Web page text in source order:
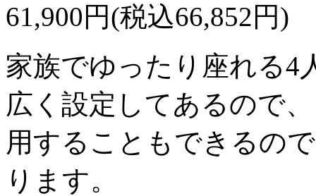
61,900円(税込66,852円)
家族でゆったり座れる4
広く設定してあるので
用することもできるの
ります。